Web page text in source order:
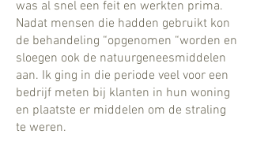
was al snel een feit en werkten prima.
Nadat mensen die hadden gebruikt kon
de behandeling “opgenomen “worden en
sloegen ook de natuurgeneesmiddelen
aan. Ik ging in die periode veel voor een
bedrijf meten bij klanten in hun woning
en plaatste er middelen om de straling
te weren.